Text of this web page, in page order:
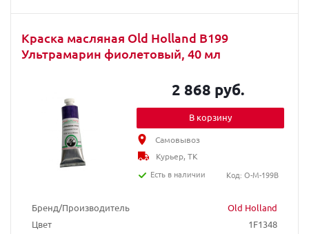
Краска масляная Old Holland B199
Ультрамарин фиолетовый, 40 мл
Бренд/Производитель
Old Holland
Цвет
1F1348
2 868 руб.
В корзину
Самовывоз
Курьер, ТК
Есть в наличии
Код: O-M-199B